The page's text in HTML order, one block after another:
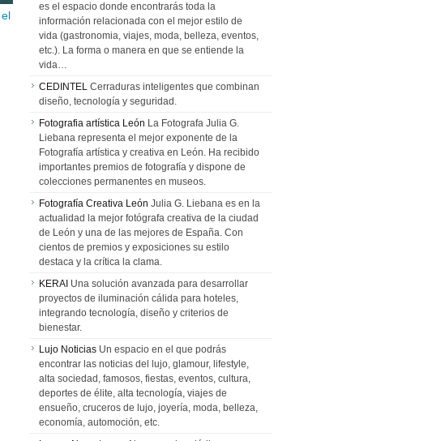
es el espacio donde encontrarás toda la
información relacionada con el mejor estilo de
vida (gastronomia, viajes, moda, belleza, eventos,
etc.). La forma o manera en que se entiende la
vida…
CEDINTEL Cerraduras inteligentes que combinan
diseño, tecnología y seguridad.
Fotografia artística León La Fotografa Julia G.
Liebana representa el mejor exponente de la
Fotografía artística y creativa en León. Ha recibido
importantes premios de fotografía y dispone de
colecciones permanentes en museos.
Fotografía Creativa León Julia G. Liebana es en la
actualidad la mejor fotógrafa creativa de la ciudad
de León y una de las mejores de España. Con
cientos de premios y exposiciones su estilo
destaca y la crítica la clama.
KERAI Una solución avanzada para desarrollar
proyectos de iluminación cálida para hoteles,
integrando tecnología, diseño y criterios de
bienestar.
Lujo Noticias Un espacio en el que podrás
encontrar las noticias del lujo, glamour, lifestyle,
alta sociedad, famosos, fiestas, eventos, cultura,
deportes de élite, alta tecnología, viajes de
ensueño, cruceros de lujo, joyería, moda, belleza,
economía, automoción, etc.